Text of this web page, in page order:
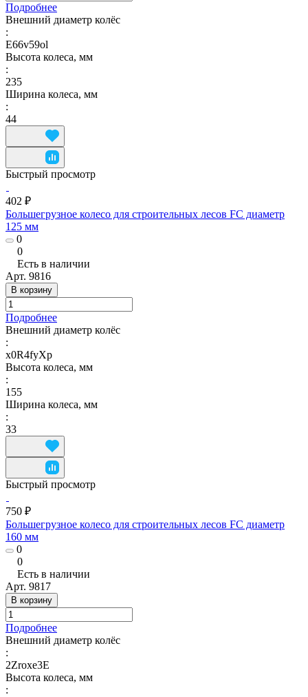
Подробнее
Внешний диаметр колёс
:
E66v59ol
Высота колеса, мм
:
235
Ширина колеса, мм
:
44
Быстрый просмотр
402 ₽
Большегрузное колесо для строительных лесов FC диаметр
125 мм
0
0
Есть в наличии
Арт. 9816
В корзину
Подробнее
Внешний диаметр колёс
:
x0R4fyXp
Высота колеса, мм
:
155
Ширина колеса, мм
:
33
Быстрый просмотр
750 ₽
Большегрузное колесо для строительных лесов FC диаметр
160 мм
0
0
Есть в наличии
Арт. 9817
В корзину
Подробнее
Внешний диаметр колёс
:
2Zroxe3E
Высота колеса, мм
: